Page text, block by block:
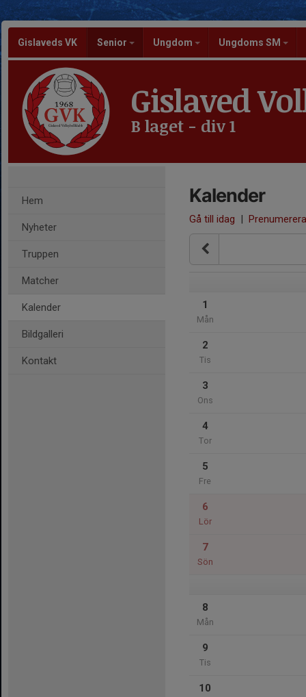
Gislaveds VK Senior Ungdom Ungdoms SM
Gislaved
B laget - div 1
Hem
Nyheter
Truppen
Matcher
Kalender
Bildgalleri
Kontakt
Kalender
Gå till idag | Prenumerera
1
Mån
2
Tis
3
Ons
4
Tor
5
Fre
6
Lör
7
Sön
8
Mån
9
Tis
10